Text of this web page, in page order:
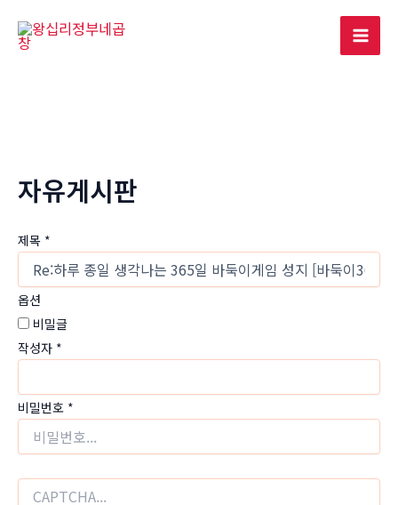
Main
자유게시판
제목 *
옵션
비밀글
작성자 *
비밀번호 *